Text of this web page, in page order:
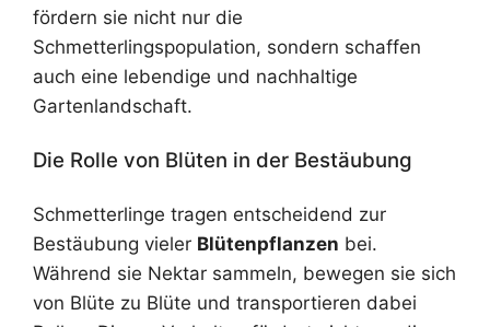
fördern sie nicht nur die
Schmetterlingspopulation, sondern schaffen
auch eine lebendige und nachhaltige
Gartenlandschaft.
Die Rolle von Blüten in der Bestäubung
Schmetterlinge tragen entscheidend zur
Bestäubung vieler Blütenpflanzen bei.
Während sie Nektar sammeln, bewegen sie sich
von Blüte zu Blüte und transportieren dabei